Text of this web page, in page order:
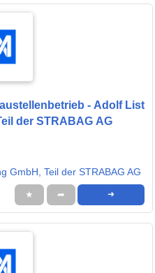
- Adolf List
der STRABAG AG
GmbH, Teil der STRABAG AG
★ ➦ ➜